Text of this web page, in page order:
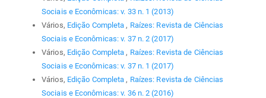
Sociais e Econômicas: v. 33 n. 1 (2013)
Vários, Edição Completa , Raízes: Revista de Ciências
Sociais e Econômicas: v. 37 n. 2 (2017)
Vários, Edição Completa , Raízes: Revista de Ciências
Sociais e Econômicas: v. 37 n. 1 (2017)
Vários, Edição Completa , Raízes: Revista de Ciências
Sociais e Econômicas: v. 36 n. 2 (2016)